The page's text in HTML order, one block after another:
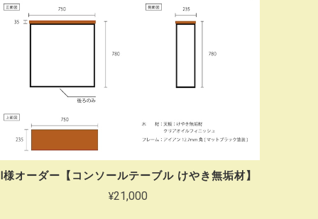
I様オーダー【コンソールテーブル けやき無垢材】
¥21,000